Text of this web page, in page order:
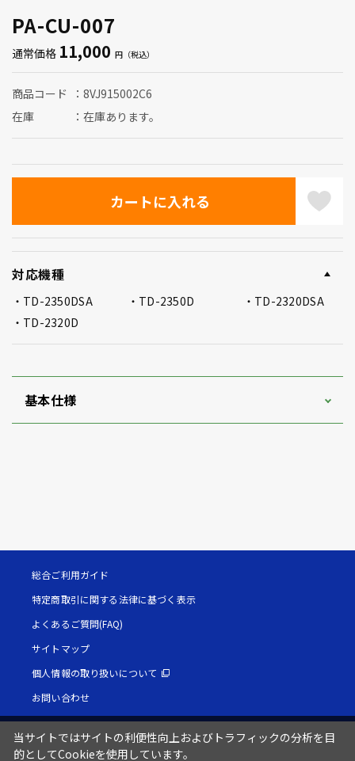
PA-CU-007
通常価格 11,000
商品コード
8VJ915002C6
在庫
在庫あります。
対応機種
TD-2350DSA TD-2350D
TD-2320DSA
TD-2320D
基本仕様
総合ご利用ガイド
特定商取引に関する法律に基づく表示
よくあるご質問(FAQ)
サイトマップ
個人情報の取り扱いについて
お問い合わせ
当サイトではサイトの利便性向上およびトラフィックの分析を目
的としてCookieを使用しています。